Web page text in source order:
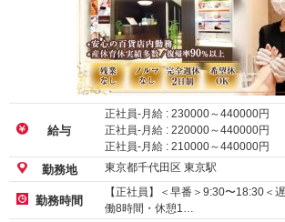
給与
正社員-月給 : 230000～440000円
正社員-月給 : 220000～440000円
正社員-月給 : 210000～440000円
勤務地 東京都千代田区 東京駅
勤務時間
【正社員】＜早番＞9:30〜18:30＜
働8時間・休憩1…